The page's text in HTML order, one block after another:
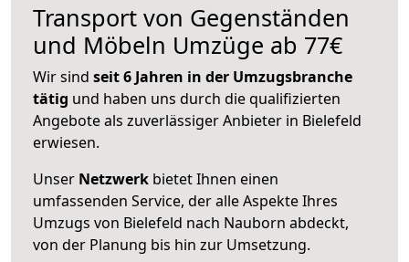
Transport von Gegenständen
und Möbeln Umzüge ab 77€
Wir sind seit 6 Jahren in der Umzugsbranche
tätig und haben uns durch die qualifizierten
Angebote als zuverlässiger Anbieter in Bielefeld
erwiesen.
Unser Netzwerk bietet Ihnen einen
umfassenden Service, der alle Aspekte Ihres
Umzugs von Bielefeld nach Nauborn abdeckt,
von der Planung bis hin zur Umsetzung.